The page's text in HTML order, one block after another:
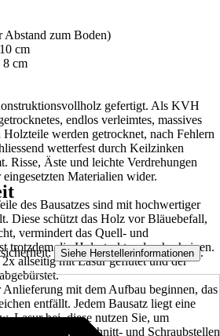
Abstand zum Boden)
cm
8 cm
gefertigt. Als KVH
endlos verleimtes, massives
werden getrocknet, nach Fehlern
wetterfest durch Keilzinken
Risse, Äste und leichte Verdrehungen
Materialien wider.
des Bausatzes sind mit hochwertiger
Diese schützt das Holz vor Bläuebefall,
vermindert das Quell- und
trotzdem die Holzstruktur durchscheinen.
allseitig mit Lasur geflutet und der
Anlieferung mit dem Aufbau beginnen, das
entfällt. Jedem Bausatz liegt eine
Lasur bei, diese nutzen Sie, um
Schnitt- und Schraubstellen
Siehe Herstellerinformationen .